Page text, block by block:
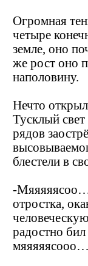
Огромная
четыре
земле, оно
же рост оно
наполовину.
Нечто
Тусклый
рядов
блестели в
-
отростка,
радостно
мяяяяясооо…